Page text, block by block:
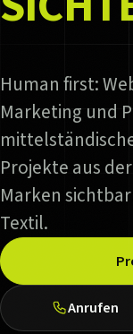
Human first:
Marketing und
Projekte aus
Marken
Textil.
Anrufen